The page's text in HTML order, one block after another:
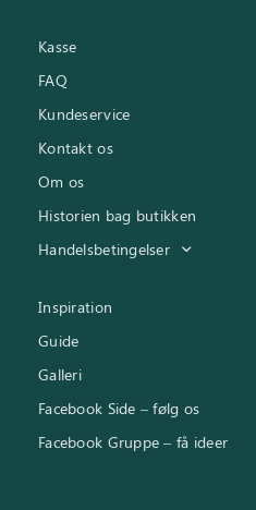
Kasse
FAQ
Kundeservice
Kontakt os
Om os
Historien bag butikken
Handelsbetingelser
Inspiration
Guide
Galleri
Facebook Side – følg os
Facebook Gruppe – få ideer